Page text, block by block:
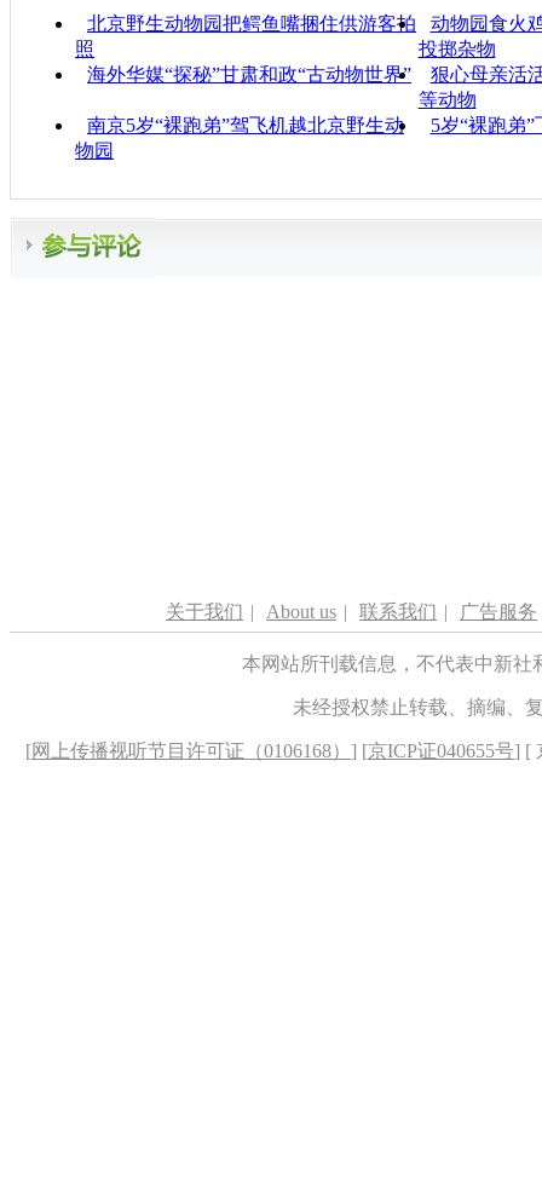
北京野生动物园把鳄鱼嘴捆住供游客拍
照
动物园食火
投掷杂物
海外华媒“探秘”甘肃和政“古动物世界”
狠心母亲活
等动物
南京5岁“裸跑弟”驾飞机越北京野生动
物园
5岁“裸跑弟
关于我们 | About us | 联系我们 | 广告服务
本网站所刊载信息，不代表中新
未经授权禁止转载、摘编、
[网上传播视听节目许可证（0106168） ] [京ICP证040655号] [